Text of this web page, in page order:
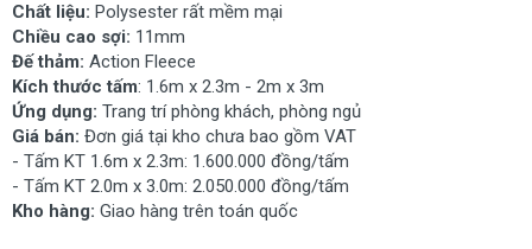
Chất liệu: Polysester rất mềm mại
Chiều cao sợi: 11mm
Đế thảm: Action Fleece
Kích thước tấm: 1.6m x 2.3m - 2m x 3m
Ứng dụng: Trang trí phòng khách, phòng ngủ
Giá bán: Đơn giá tại kho chưa bao gồm VAT
- Tấm KT 1.6m x 2.3m: 1.600.000 đồng/tấm
- Tấm KT 2.0m x 3.0m: 2.050.000 đồng/tấm
Kho hàng: Giao hàng trên toán quốc